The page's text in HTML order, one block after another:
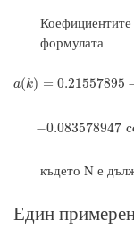
Коефициентите
формулата
a(k) = 0.21557895
a (k)=
−0.083578947
−0.083578947
където N е
Един